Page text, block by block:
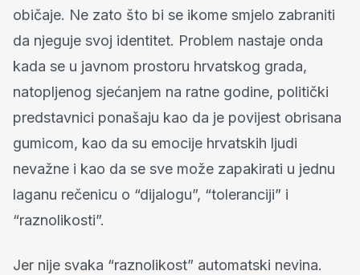
običaje. Ne zato što bi se ikome smjelo zabraniti
da njeguje svoj identitet. Problem nastaje onda
kada se u javnom prostoru hrvatskog grada,
natopljenog sjećanjem na ratne godine, politički
predstavnici ponašaju kao da je povijest obrisana
gumicom, kao da su emocije hrvatskih ljudi
nevažne i kao da se sve može zapakirati u jednu
laganu rečenicu o “dijalogu”, “toleranciji” i
“raznolikosti”.
Jer nije svaka “raznolikost” automatski nevina.